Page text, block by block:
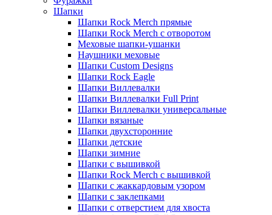
Шапки
Шапки Rock Merch прямые
Шапки Rock Merch с отворотом
Меховые шапки-ушанки
Наушники меховые
Шапки Custom Designs
Шапки Rock Eagle
Шапки Виллевалки
Шапки Виллевалки Full Print
Шапки Виллевалки универсальные
Шапки вязаные
Шапки двухсторонние
Шапки детские
Шапки зимние
Шапки с вышивкой
Шапки Rock Merch с вышивкой
Шапки с жаккардовым узором
Шапки с заклепками
Шапки с отверстием для хвоста